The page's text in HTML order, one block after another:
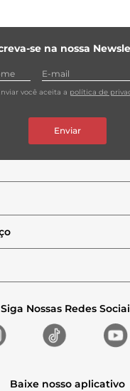
se na nossa
você aceita a política de
Enviar
Siga Nossas Redes
Baixe nosso aplicativo